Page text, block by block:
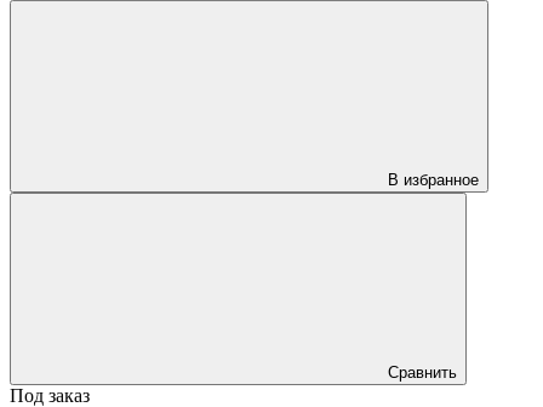
В избранное
Сравнить
Под заказ